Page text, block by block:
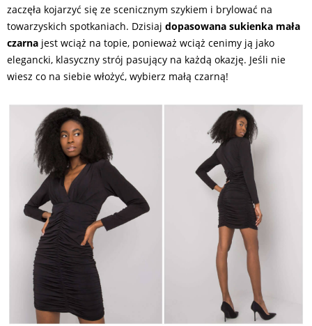
zaczęła kojarzyć się ze scenicznym szykiem i brylować na
towarzyskich spotkaniach. Dzisiaj dopasowana sukienka mała
czarna jest wciąż na topie, ponieważ wciąż cenimy ją jako
elegancki, klasyczny strój pasujący na każdą okazję. Jeśli nie
wiesz co na siebie włożyć, wybierz małą czarną!